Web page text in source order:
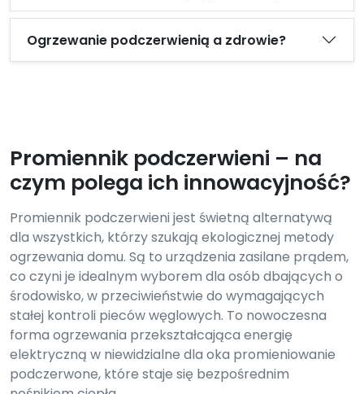
Ogrzewanie podczerwienią a zdrowie?
Promiennik podczerwieni – na
czym polega ich innowacyjność?
Promiennik podczerwieni jest świetną alternatywą
dla wszystkich, którzy szukają ekologicznej metody
ogrzewania domu. Są to urządzenia zasilane prądem,
co czyni je idealnym wyborem dla osób dbających o
środowisko, w przeciwieństwie do wymagających
stałej kontroli pieców węglowych. To nowoczesna
forma ogrzewania przekształcająca energię
elektryczną w niewidzialne dla oka promieniowanie
podczerwone, które staje się bezpośrednim